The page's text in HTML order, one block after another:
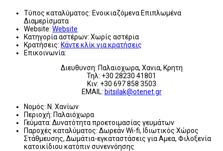
Τύπος καταλύματος: Ενοικιαζόμενα Επιπλωμένα
Διαμερίσματα
Website: Website
Κατηγορία αστέρων: Χωρίς αστέρια
Κρατήσεις: Κάντε κλίκ για κρατήσεις
Επικοινωνία:
Διευθυνση: Παλαιοχωρα, Χανια, Κρητη
Τηλ: +30 28230 41801
Κιν: +30 697 858 3503
EMAIL: bitsilak@otenet.gr
Νομός: Ν. Χανίων
Περιοχή: Παλαιόχωρα
Γεύματα: Δυνατότητα προετοιμασίας γευμάτων
Παροχές καταλύματος: Δωρεάν Wi-fi, Ιδιωτικός Χώρος
Στάθμευσης, Δωμάτια-εγκαταστάσεις για Αμεα, Φιλοξενία
κατοικίδιου κατόπιν συνεννόησης